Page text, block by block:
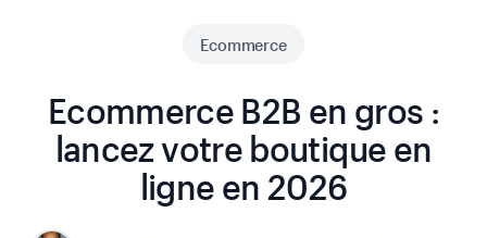
Ecommerce
Ecommerce B2B en gros :
lancez votre boutique en
ligne en 2026